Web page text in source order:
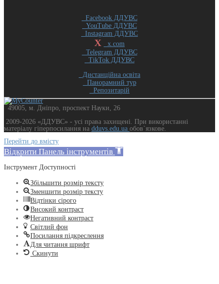
Facebook ДДУВС
YouTube ДДУВС
Instagram ДДУВС
X
x.com
Telegram ДДУВС
TikTok ДДУВС
Дистанційна освіта
Панорамний тур
Репозитарій
49005, м. Дніпро, проспект Науки, 26
2009-2026 «ДДУВС» - усi права захищенi. При використанні
матеріалу гіперпосилання на dduvs.edu.ua обов`язкове.
Перейти до вмісту
Відкрити Панель інструментів
Інструмент Доступності
Збільшити розмір тексту
Зменшити розмір тексту
Відтінки сірого
Високий контраст
Негативний контраст
Світлий фон
Посилання підкреслення
Для читання шрифт
Скинути